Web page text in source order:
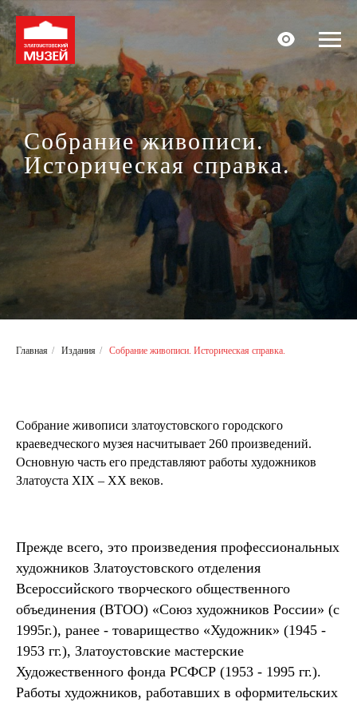
Собрание живописи.
Историческая справка.
Главная / Издания / Собрание живописи. Историческая справка.
Собрание живописи златоустовского городского
краеведческого музея насчитывает 260 произведений.
Основную часть его представляют работы художников
Златоуста XIX – XX веков.
Прежде всего, это произведения профессиональных
художников Златоустовского отделения
Всероссийского творческого общественного
объединения (ВТОО) «Союз художников России» (с
1995г.), ранее - товарищество «Художник» (1945 -
1953 гг.), Златоустовские мастерские
Художественного фонда РСФСР (1953 - 1995 гг.).
Работы художников, работавших в оформительских